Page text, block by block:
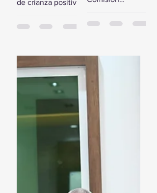
Primera
Dama
de crianza positiva
SANTO
DOMINGO.- El
Diputados, Alfredo
Pacheco, junto...
General del
Estado 2024
Bicameral Especial
iniciará hoy los
proyecto de ley